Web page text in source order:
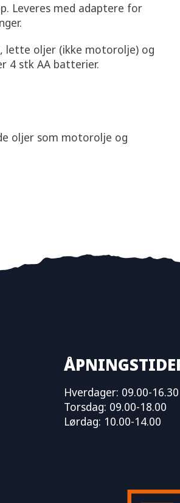
Leveres med adaptere for
lette oljer (ikke motorolje) og
4 stk AA batterier.
oljer som motorolje og
Hverdager: 09.00-16.30
Torsdag: 09.00-18.00
Lørdag: 10.00-14.00